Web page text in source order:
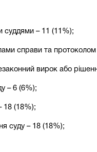
суддями – 11 (11%);
справи та протоколом
вирок або
– 6 (6%);
18 (18%);
суду – 18 (18%);